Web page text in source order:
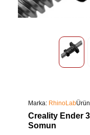
Marka: RhinoLab
Creality Ender
Somun